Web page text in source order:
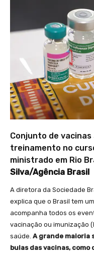
Conjunto de
treinamento no
ministrado em Rio
Silva/Agência Brasil
A diretora da Sociedade
explica que o Brasil tem
acompanha todos os
vacinação ou imunização
saúde. A grande maioria
bulas das vacinas,